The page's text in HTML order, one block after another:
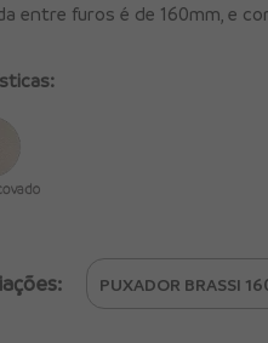
entre furos é de 160mm, e